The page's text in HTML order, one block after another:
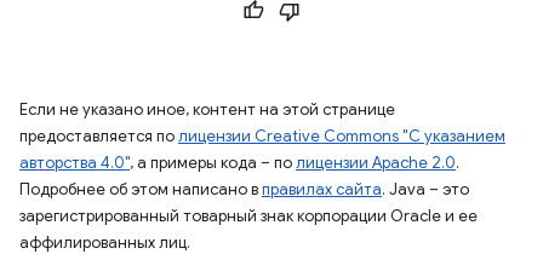
Если не указано иное, контент на этой странице
предоставляется полицензии Creative Commons "С указанием
авторства 4.0", а примеры кода – полицензии Apache 2.0.
Подробнее об этом написано вправилах сайта. Java – это
зарегистрированный товарный знак корпорации Oracle и ее
аффилированных лиц.